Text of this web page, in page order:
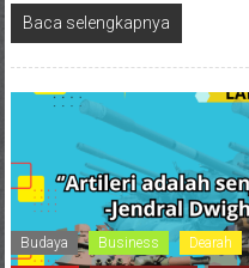
Baca selengkapnya
Budaya Business Dearah